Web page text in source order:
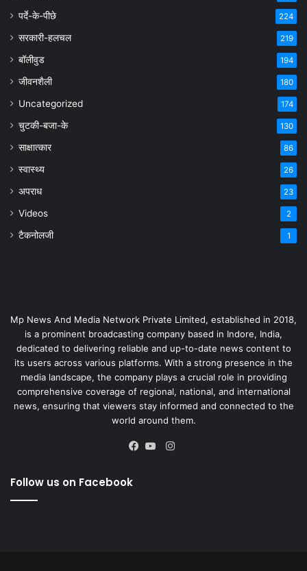
पर्दे-के-पीछे 224
सरकारी-हलचल 219
बॉलीवुड 194
जीवनशैली 180
Uncategorized 174
चुटकी-बजा-के 130
साक्षात्कार 86
स्वास्थ्य 26
अपराध 23
Videos 2
टैकनोलजी 1
Mp News And Media Network Private Limited, established in 2018,
is a prominent broadcasting company based in Indore, India,
dedicated to delivering reliable and up-to-date news content to
its users across various platforms. With a strong presence in the
media landscape, the company plays a crucial role in providing
comprehensive coverage of regional, national, and international
news, ensuring that viewers stay informed and connected to the
world around them.
Instagram
Follow us on Facebook